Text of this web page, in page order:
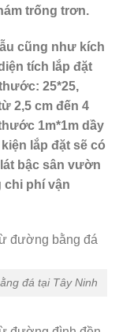
trống trơn.
cũng như kích
tích lắp đặt
25*25,
2,5 cm đến 4
1m*1m dầy
lắp đặt sẽ có
bậc sân vườn
phí vận
đá tại Tây Ninh